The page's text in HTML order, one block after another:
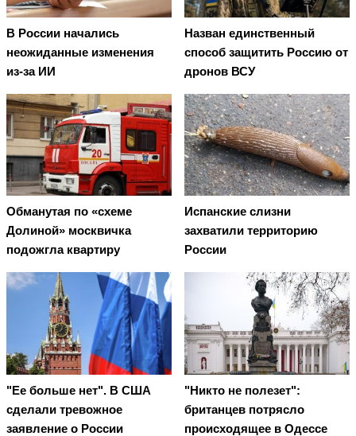
В России начались
неожиданные изменения
из-за ИИ
Назван единственный
способ защитить Россию от
дронов ВСУ
Обманутая по «схеме
Долиной» москвичка
подожгла квартиру
Испанские слизни
захватили территорию
России
"Ее больше нет". В США
сделали тревожное
заявление о России
"Никто не полезет":
британцев потрясло
происходящее в Одессе